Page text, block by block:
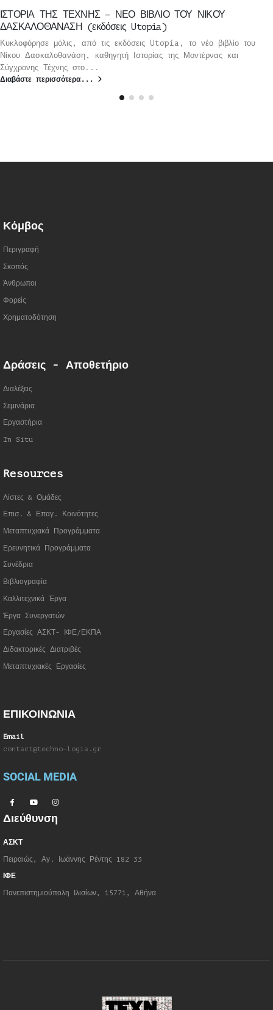
ΙΣΤΟΡΙΑ ΤΗΣ ΤΕΧΝΗΣ – ΝΕΟ ΒΙΒΛΙΟ ΤΟΥ ΝΙΚΟΥ
ΔΑΣΚΑΛΟΘΑΝΑΣΗ (εκδόσεις Utopia)
Κυκλοφόρησε μόλις, από τις εκδόσεις Utopia, το νέο βιβλίο του
Νίκου Δασκαλοθανάση, καθηγητή Ιστορίας της Μοντέρνας και
Σύγχρονης Τέχνης στο...
Διαβάστε περισσότερα...
Κόμβος
Περιγραφή
Σκοπός
Άνθρωποι
Φορείς
Χρηματοδότηση
Δράσεις - Αποθετήριο
Διαλέξεις
Σεμινάρια
Εργαστήρια
In Situ
Resources
Λίστες & Ομάδες
Επισ. & Επαγ. Κοινότητες
Μεταπτυχιακά Προγράμματα
Ερευνητικά Προγράμματα
Συνέδρια
Βιβλιογραφία
Καλλιτεχνικά Έργα
Έργα Συνεργατών
Εργασίες ΑΣΚΤ- ΙΦΕ/ΕΚΠΑ
Διδακτορικές Διατριβές
Μεταπτυχιακές Εργασίες
ΕΠΙΚΟΙΝΩΝΙΑ
Email
contact@techno-logia.gr
SOCIAL MEDIA
Διεύθυνση
ΑΣΚΤ
Πειραιώς, Αγ. Ιωάννης Ρέντης 182 33
ΙΦΕ
Πανεπιστημιούπολη Ιλισίων, 15771, Αθήνα